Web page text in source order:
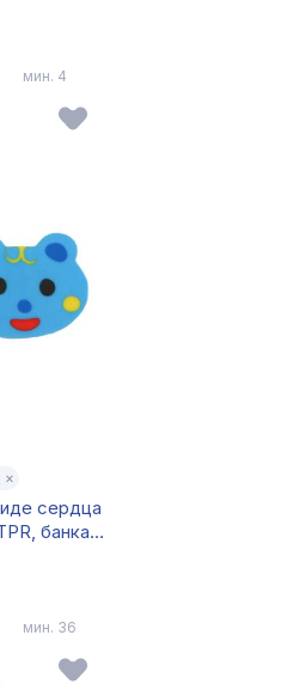
мин. 4
×
сердца
банка,
мин. 36